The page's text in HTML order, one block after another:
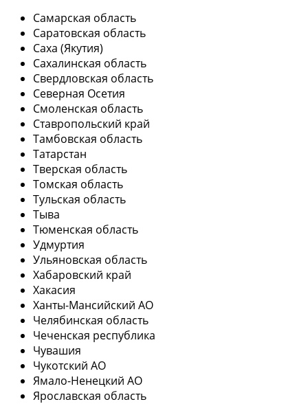
Самарская область
Саратовская область
Саха (Якутия)
Сахалинская область
Свердловская область
Северная Осетия
Смоленская область
Ставропольский край
Тамбовская область
Татарстан
Тверская область
Томская область
Тульская область
Тыва
Тюменская область
Удмуртия
Ульяновская область
Хабаровский край
Хакасия
Ханты-Мансийский АО
Челябинская область
Чеченская республика
Чувашия
Чукотский АО
Ямало-Ненецкий АО
Ярославская область